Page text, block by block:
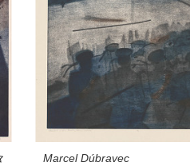
Marcel Dúbravec